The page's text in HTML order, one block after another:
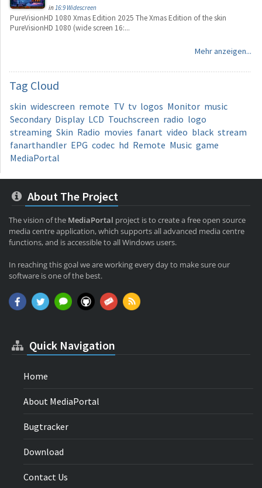
in16:9 Widescreen
PureVisionHD 1080 Xmas Edition 2025 The Xmas Edition of the skin
PureVisionHD 1080 (wide screen 16:...
Mehr anzeigen...
Tag Cloud
skin widescreen remote TV tv logos Monitor music
Secondary Display LCD Touchscreen radio logo
streaming Skin Radio movies fanart video black stream
fanarthandler EPG codec hd Remote Music game
MediaPortal
About The Project
The vision of the MediaPortal project is to create a free open source
media centre application, which supports all advanced media centre
functions, and is accessible to all Windows users.
In reaching this goal we are working every day to make sure our
software is one of the best.
Quick Navigation
Home
About MediaPortal
Bugtracker
Download
Contact Us